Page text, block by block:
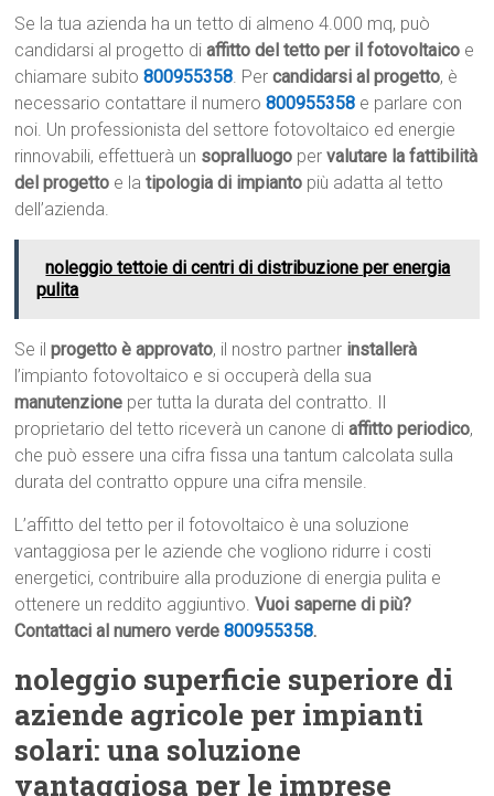
Se la tua azienda ha un tetto di almeno 4.000 mq, può
candidarsi al progetto diaffitto del tetto per il fotovoltaico e
chiamare subito800955358. Percandidarsi al progetto, è
necessario contattare il numero800955358 e parlare con
noi. Un professionista del settore fotovoltaico ed energie
rinnovabili, effettuerà un sopralluogo pervalutare la fattibilità
del progetto e latipologia di impianto più adatta al tetto
dell’azienda.
noleggio tettoie di centri di distribuzione per energia
pulita
Se ilprogetto è approvato, il nostro partner installerà
l’impianto fotovoltaico e si occuperà della sua
manutenzione per tutta la durata del contratto. Il
proprietario del tetto riceverà un canone diaffitto periodico,
che può essere una cifra fissa una tantum calcolata sulla
durata del contratto oppure una cifra mensile.
L’affitto del tetto per il fotovoltaico è una soluzione
vantaggiosa per le aziende che vogliono ridurre i costi
energetici, contribuire alla produzione di energia pulita e
ottenere un reddito aggiuntivo.Vuoi saperne di più?
Contattaci al numero verde800955358.
noleggio superficie superiore di
aziende agricole per impianti
solari: una soluzione
vantaggiosa per le imprese